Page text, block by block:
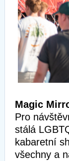
Magic
Pro
stálá
kabaretní
všechny a